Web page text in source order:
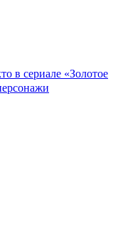
в сериале «Золотое